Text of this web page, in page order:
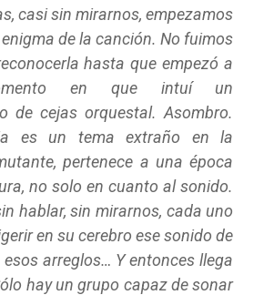
casi sin mirarnos, empezamos
de la canción. No fuimos
hasta que empezó a
en que intuí un
de cejas orquestal. Asombro.
es un tema extraño en la
pertenece a una época
no solo en cuanto al sonido.
hablar, sin mirarnos, cada uno
en su cerebro ese sonido de
arreglos… Y entonces llega
hay un grupo capaz de sonar